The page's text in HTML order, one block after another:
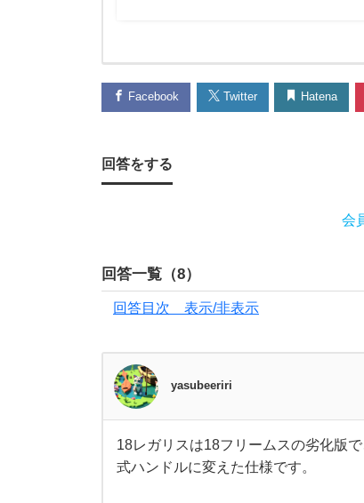
い
る
1
5
メ
ラ
ル
ダ
ス
Facebook Twitter Hatena
回答をする
会
回答一覧（8）
回答目次 表示/非表示
yasubeeriri
1
8
18レガリスは18フリームスの劣化版
式ハンドルに変えた仕様です。